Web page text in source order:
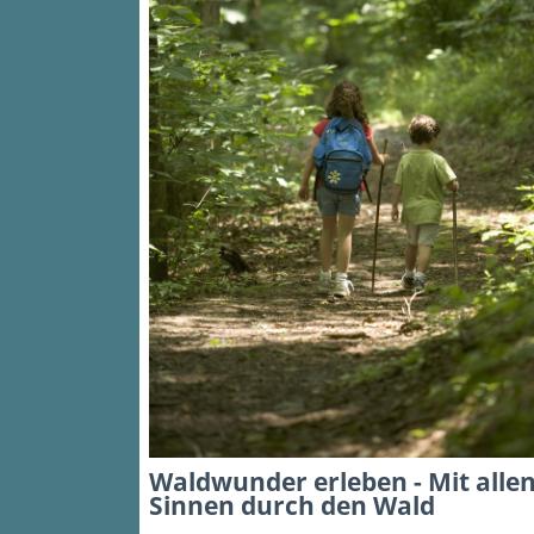
Waldwunder erleben - Mit
Sinnen durch den Wald